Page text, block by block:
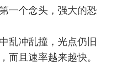
一个念头，强大的恐
乱冲乱撞，光点仍旧
而且速率越来越快。